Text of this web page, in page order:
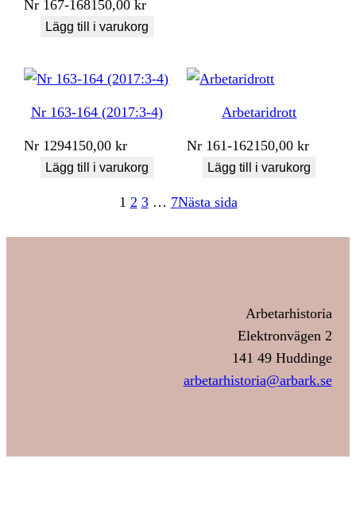
Nr 167-168150,00kr
Lägg till i varukorg
Nr 163-164 (2017:3-4)
Nr 1294150,00kr
Lägg till i varukorg
Arbetaridrott
Nr 161-162150,00kr
Lägg till i varukorg
1 2 3 … 7Nästa sida
Arbetarhistoria
Elektronvägen 2
141 49 Huddinge
arbetarhistoria@arbark.se